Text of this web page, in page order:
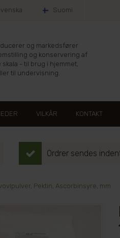
Suomi
og markedsfører
og konservering af
- til brug i hjemmet,
til undervisning.
VILKÅR KONTAKT
Ordrer sendes
Pektin, Ascorbinsyre, mm